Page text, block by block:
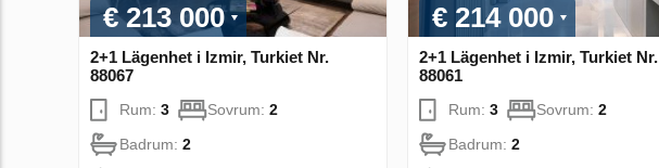
€ 213 000
2+1 Lägenhet i Izmir, Turkiet Nr.
88067
Rum: 3 Sovrum: 2
Badrum: 2
€ 214 000
2+1 Lägenhet i Izmir, Turkiet Nr.
88061
Rum: 3 Sovrum: 2
Badrum: 2